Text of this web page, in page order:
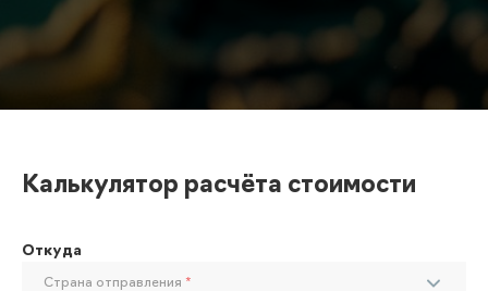
Калькулятор расчёта стоимости
Откуда
Страна отправления *